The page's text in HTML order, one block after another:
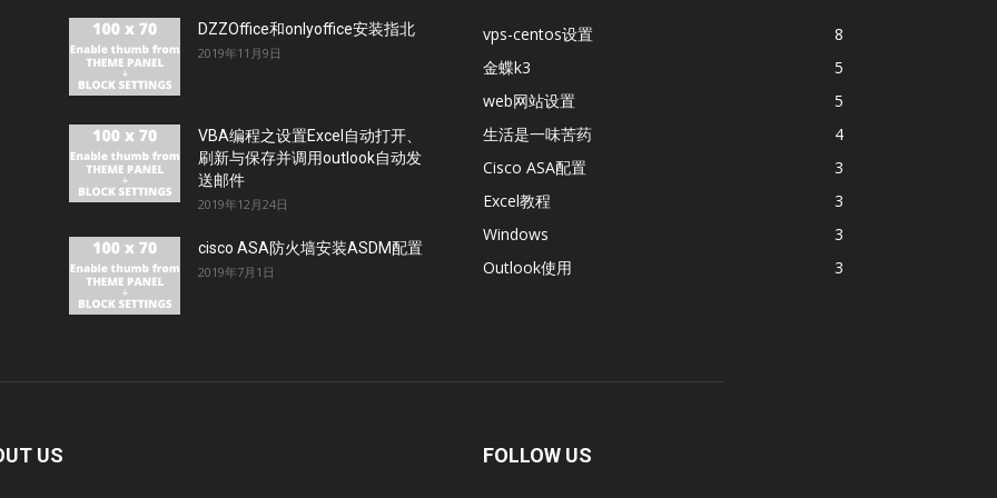
DZZOffice和onlyoffice安装指北
2019年11月9日
VBA编程之设置Excel自动打开、
刷新与保存并调用outlook自动发
送邮件
2019年12月24日
cisco ASA防火墙安装ASDM配置
2019年7月1日
vps-centos设置
8
金蝶k3
5
web网站设置
5
生活是一味苦药
4
Cisco ASA配置
3
Excel教程
3
Windows
3
Outlook使用
3
US FOLLOW US